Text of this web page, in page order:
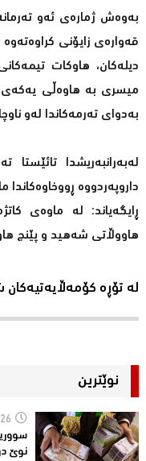
دیلەكان، هاوكات
میسری بە هاوەڵی
بەدوای تەرمەكاندا لەو
داروپەردووە
ڕایگەیاند: لە ماوەی
هاووڵاتی شەهید و پێنج
لە تۆڕە
نوێترین
نوێ